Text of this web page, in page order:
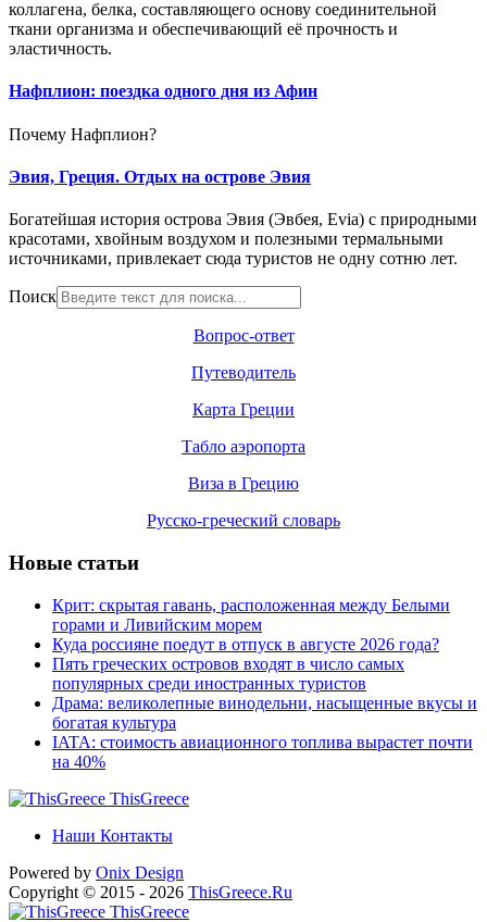
коллагена, белка, составляющего основу соединительной
ткани организма и обеспечивающий её прочность и
эластичность.
Нафплион: поездка одного дня из Афин
Почему Нафплион?
Эвия, Греция. Отдых на острове Эвия
Богатейшая история острова Эвия (Эвбея, Evia) с природными
красотами, хвойным воздухом и полезными термальными
источниками, привлекает сюда туристов не одну сотню лет.
Поиск
Вопрос-ответ
Путеводитель
Карта Греции
Табло аэропорта
Виза в Грецию
Русско-греческий словарь
Новые статьи
Крит: скрытая гавань, расположенная между Белыми
горами и Ливийским морем
Куда россияне поедут в отпуск в августе 2026 года?
Пять греческих островов входят в число самых
популярных среди иностранных туристов
Драма: великолепные винодельни, насыщенные вкусы и
богатая культура
IATA: стоимость авиационного топлива вырастет почти
на 40%
ThisGreece
Наши Контакты
Powered by Onix Design
Copyright © 2015 - 2026 ThisGreece.Ru
ThisGreece